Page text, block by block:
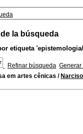
la búsqueda
etiqueta
Refinar búsqueda Generar
em artes cênicas /